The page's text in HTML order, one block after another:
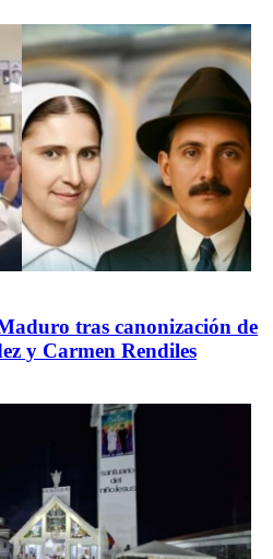
tras canonización de
y Carmen Rendiles